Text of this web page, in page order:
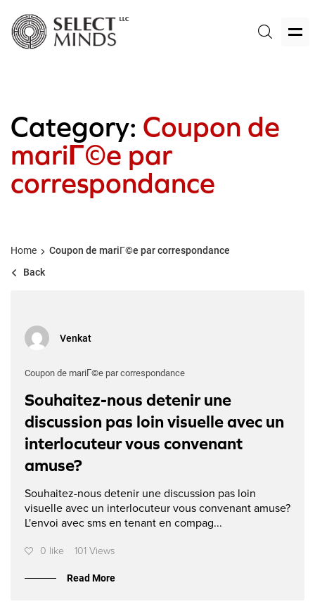
Category: Coupon de
mariГ©e par
correspondance
Home
Coupon de mariГ©e par correspondance
Back
Venkat
Coupon de mariГ©e par correspondance
Souhaitez-nous detenir une
discussion pas loin visuelle avec un
interlocuteur vous convenant
amuse?
Souhaitez-nous detenir une discussion pas loin
visuelle avec un interlocuteur vous convenant amuse?
L'envoi avec sms en tenant en compag...
0 like 101 Views
Read More